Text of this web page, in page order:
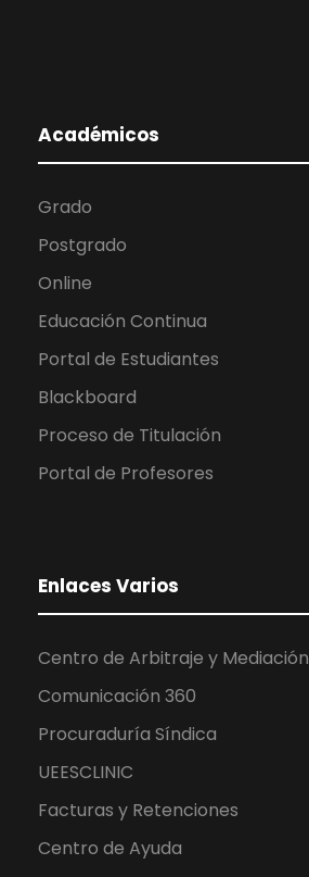
Académicos
Grado
Postgrado
Online
Educación Continua
Portal de Estudiantes
Blackboard
Proceso de Titulación
Portal de Profesores
Enlaces Varios
Centro de Arbitraje y Mediación
Comunicación 360
Procuraduría Síndica
UEESCLINIC
Facturas y Retenciones
Centro de Ayuda